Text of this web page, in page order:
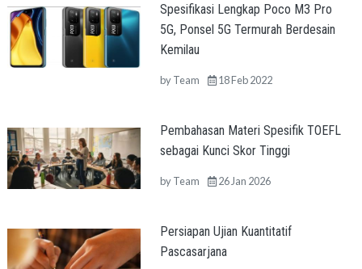
Spesifikasi Lengkap Poco M3 Pro
5G, Ponsel 5G Termurah Berdesain
Kemilau
byTeam 18 Feb 2022
Pembahasan Materi Spesifik TOEFL
sebagai Kunci Skor Tinggi
byTeam 26 Jan 2026
Persiapan Ujian Kuantitatif
Pascasarjana